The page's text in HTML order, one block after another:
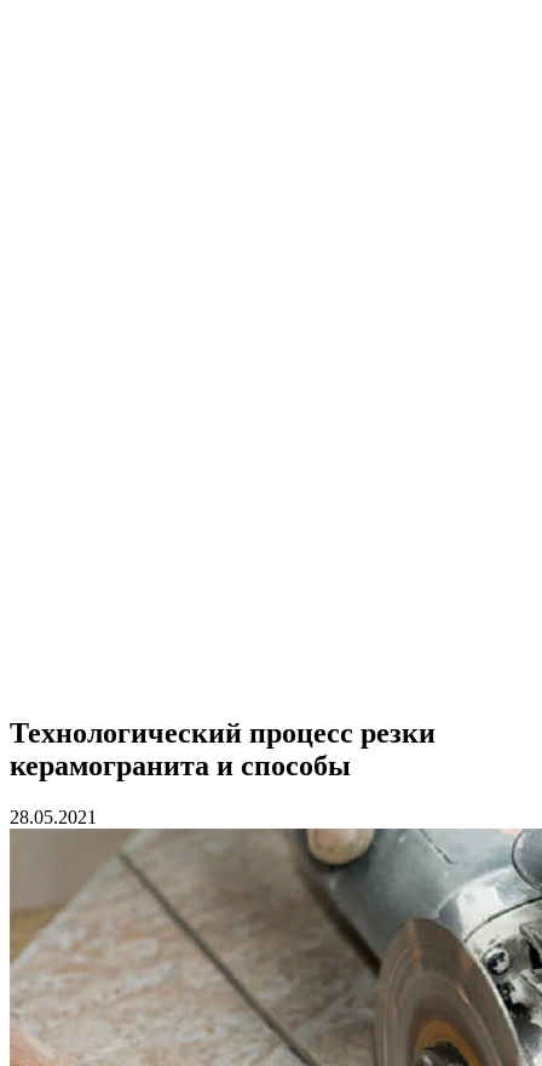
Технологический процесс резки
керамогранита и способы
28.05.2021